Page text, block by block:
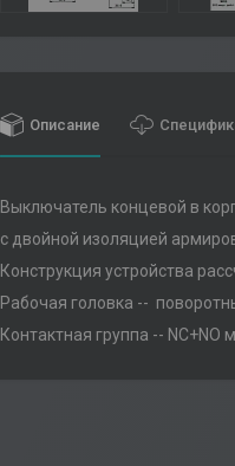
Описание
Выключатель концевой в
с двойной изоляцией
Конструкция устройства
Рабочая головка --
Контактная группа -- NC+NO